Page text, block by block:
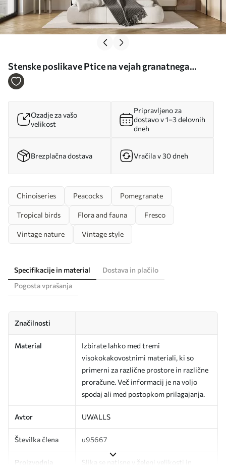
Stenske poslikave Ptice na vejah granatnega
jabolka Št. u95667
Ozadje za vašo
velikost
Pripravljeno za
dostavo v 1–3 delovnih
dneh
Brezplačna dostava Vračila v 30 dneh
Chinoiseries Peacocks Pomegranate
Tropical birds Flora and fauna Fresco
Vintage nature Vintage style
Specifikacije in material
Dostava in plačilo
Pogosta vprašanja
Značilnosti
Material
Izbirate lahko med tremi
visokokakovostnimi materiali, ki so
primerni za različne prostore in različne
proračune. Več informacij je na voljo
spodaj ali med postopkom prilagajanja.
Avtor UWALLS
Številka člena u95667
Proizvodnja
Slika se natisne v želeni velikosti in